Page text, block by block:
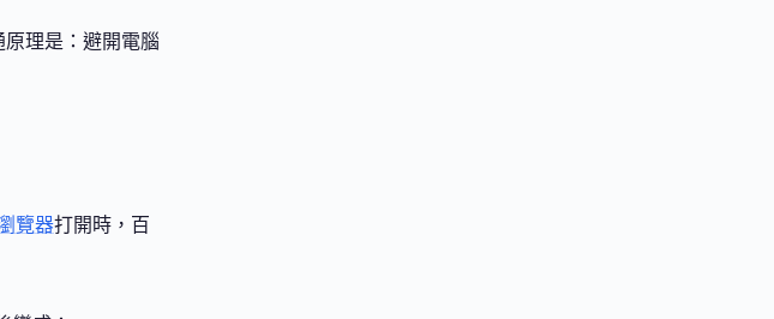
理是：避開電腦
覽器打開時，百